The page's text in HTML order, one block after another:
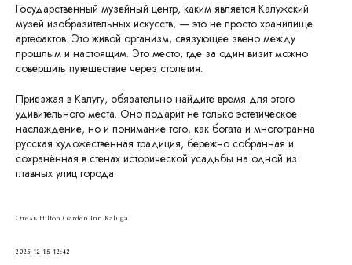
Государственный музейный центр, каким является Калужский
музей изобразительных искусств, — это не просто хранилище
артефактов. Это живой организм, связующее звено между
прошлым и настоящим. Это место, где за один визит можно
совершить путешествие через столетия.
Приезжая в Калугу, обязательно найдите время для этого
удивительного места. Оно подарит не только эстетическое
наслаждение, но и понимание того, как богата и многогранна
русская художественная традиция, бережно собранная и
сохранённая в стенах исторической усадьбы на одной из
главных улиц города.
Отель Hilton Garden Inn Kaluga
2025-12-15 12:42